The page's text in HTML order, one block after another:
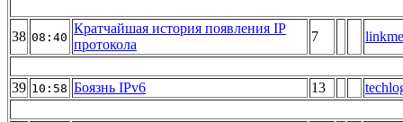
38 08:40
Кратчайшая история появления IP
протокола
7
39 10:58 Боязнь IPv6 13